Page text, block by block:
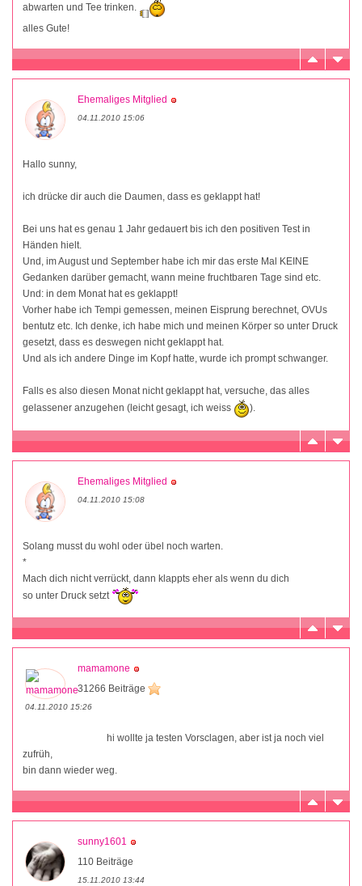
abwarten und Tee trinken.
alles Gute!
Ehemaliges Mitglied
04.11.2010 15:06
Hallo sunny,
ich drücke dir auch die Daumen, dass es geklappt hat!
Bei uns hat es genau 1 Jahr gedauert bis ich den positiven Test in
Händen hielt.
Und, im August und September habe ich mir das erste Mal KEINE
Gedanken darüber gemacht, wann meine fruchtbaren Tage sind etc.
Und: in dem Monat hat es geklappt!
Vorher habe ich Tempi gemessen, meinen Eisprung berechnet, OVUs
bentutz etc. Ich denke, ich habe mich und meinen Körper so unter Druck
gesetzt, dass es deswegen nicht geklappt hat.
Und als ich andere Dinge im Kopf hatte, wurde ich prompt schwanger.
Falls es also diesen Monat nicht geklappt hat, versuche, das alles
gelassener anzugehen (leicht gesagt, ich weiss
).
Ehemaliges Mitglied
04.11.2010 15:08
Solang musst du wohl oder übel noch warten.
*
Mach dich nicht verrückt, dann klappts eher als wenn du dich
so unter Druck setzt
mamamone
31266 Beiträge
04.11.2010 15:26
hi wollte ja testen Vorsclagen, aber ist ja noch viel
zufrüh,
bin dann wieder weg.
sunny1601
110 Beiträge
15.11.2010 13:44